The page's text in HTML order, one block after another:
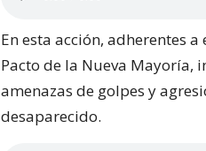
En esta acción, adherentes
Pacto de la Nueva Mayoría,
amenazas de golpes y
desaparecido.